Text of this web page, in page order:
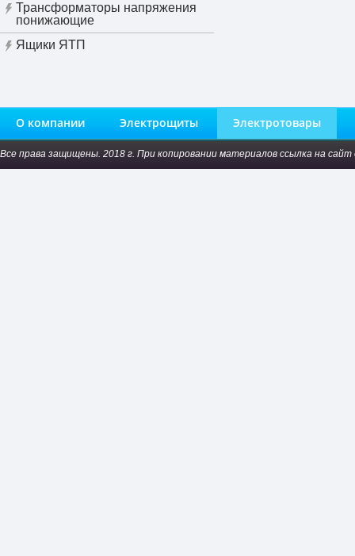
Трансформаторы напряжения
понижающие
Ящики ЯТП
О компании Электрощиты Электротовары
Все права защищены. 2018 г. При копировании материалов ссылка на сайт